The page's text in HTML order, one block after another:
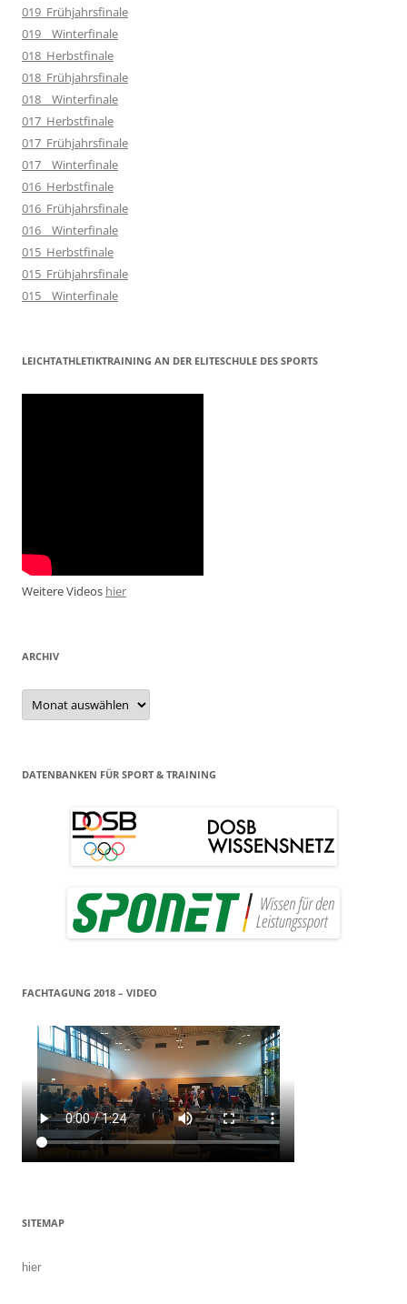
019_Frühjahrsfinale
019__Winterfinale
018_Herbstfinale
018_Frühjahrsfinale
018__Winterfinale
017_Herbstfinale
017_Frühjahrsfinale
017__Winterfinale
016_Herbstfinale
016_Frühjahrsfinale
016__Winterfinale
015_Herbstfinale
015_Frühjahrsfinale
015__Winterfinale
LEICHTATHLETIKTRAINING AN DER ELITESCHULE DES SPORTS
Weitere Videos hier
ARCHIV
Archiv
DATENBANKEN FÜR SPORT & TRAINING
FACHTAGUNG 2018 – VIDEO
SITEMAP
hier